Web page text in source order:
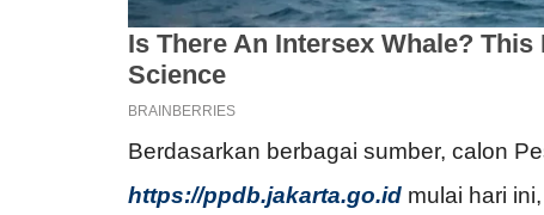
Berdasarkan berbagai sumber, calon
https://ppdb.jakarta.go.id mulai hari